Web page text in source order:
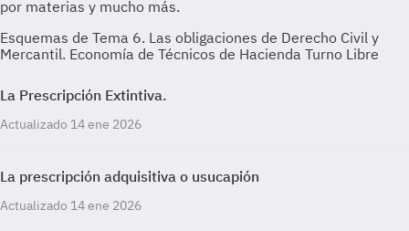
Esquemas de Tema 6. Las obligaciones de Derecho Civil y
Mercantil. Economía de Técnicos de Hacienda Turno Libre
La Prescripción Extintiva.
Actualizado 14 ene 2026
La prescripción adquisitiva o usucapión
Actualizado 14 ene 2026